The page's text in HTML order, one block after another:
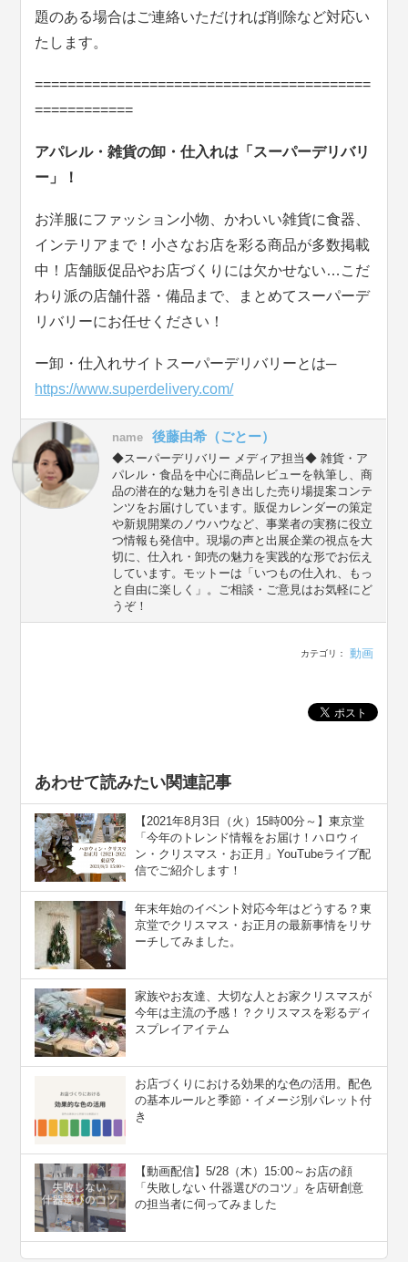
題のある場合はご連絡いただければ削除など対応い
たします。
=========================================
============
アパレル・雑貨の卸・仕入れは「スーパーデリバリ
ー」！
お洋服にファッション小物、かわいい雑貨に食器、
インテリアまで！小さなお店を彩る商品が多数掲載
中！店舗販促品やお店づくりには欠かせない…こだ
わり派の店舗什器・備品まで、まとめてスーパーデ
リバリーにお任せください！
ー卸・仕入れサイトスーパーデリバリーとは─
https://www.superdelivery.com/
name 後藤由希（ごとー）
◆スーパーデリバリー メディア担当◆ 雑貨・ア
パレル・食品を中心に商品レビューを執筆し、商
品の潜在的な魅力を引き出した売り場提案コンテ
ンツをお届けしています。販促カレンダーの策定
や新規開業のノウハウなど、事業者の実務に役立
つ情報も発信中。現場の声と出展企業の視点を大
切に、仕入れ・卸売の魅力を実践的な形でお伝え
しています。モットーは「いつもの仕入れ、もっ
と自由に楽しく」。ご相談・ご意見はお気軽にど
うぞ！
カテゴリ： 動画
あわせて読みたい関連記事
【2021年8月3日（火）15時00分～】東京堂
「今年のトレンド情報をお届け！ハロウィ
ン・クリスマス・お正月」YouTubeライブ配
信でご紹介します！
年末年始のイベント対応今年はどうする？東
京堂でクリスマス・お正月の最新事情をリサ
ーチしてみました。
家族やお友達、大切な人とお家クリスマスが
今年は主流の予感！？クリスマスを彩るディ
スプレイアイテム
お店づくりにおける効果的な色の活用。配色
の基本ルールと季節・イメージ別パレット付
き
【動画配信】5/28（木）15:00～お店の顔
「失敗しない 什器選びのコツ」を店研創意
の担当者に伺ってみました